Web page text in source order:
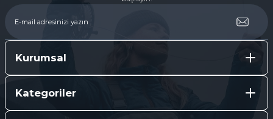
Kurumsal
Kategoriler